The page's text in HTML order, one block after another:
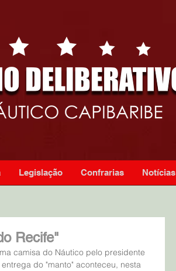
Legislação Confrarias Notícias
Recife"
camisa do Náutico pelo presidente
do "manto" aconteceu, nesta